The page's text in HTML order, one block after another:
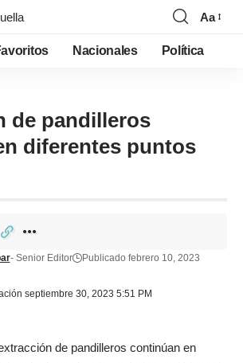
Aa
Nacionales Política
de pandilleros
diferentes puntos
septiembre 30, 2023 5:51 PM
- Senior Editor
Publicado febrero 10, 2023
de pandilleros continúan en